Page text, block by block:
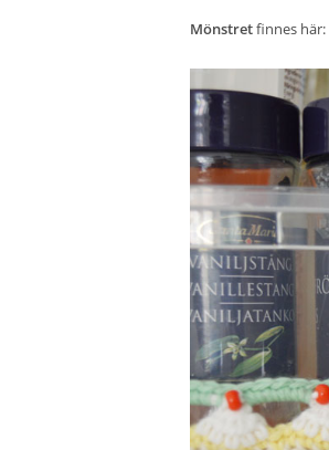
Mönstretfinnes här: